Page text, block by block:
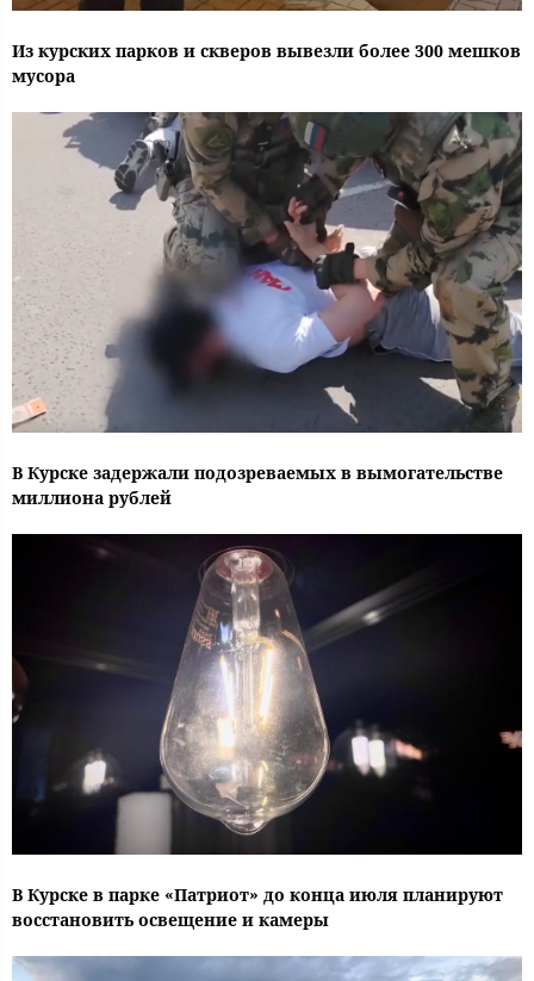
Из курских парков и скверов вывезли более 300 мешков
мусора
В Курске задержали подозреваемых в вымогательстве
миллиона рублей
В Курске в парке «Патриот» до конца июля планируют
восстановить освещение и камеры